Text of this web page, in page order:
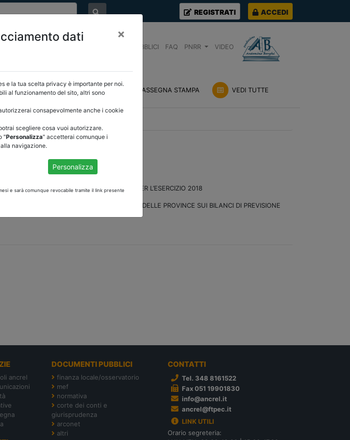
REGISTRATI ACCEDI
DOCUMENTI PUBBLICI FAQ PNRR VIDEO
NOVITÀ NORMATIVE RASSEGNA STAMPA VEDI TUTTE
della Corte dei Conti:
DEGLI ENTI TERRITORIALI PER L’ESERCIZIO 2018
DELLE CITTA’ METROPOLITANE E DELLE PROVINCE SUI BILANCI DI PREVISIONE
23 DICEMBRE 2005 N. 266.
ancrel
DOCUMENTI PUBBLICI
finanza locale/osservatorio
mef
normativa
corte dei conti e
giurisprudenza
arconet
altri
CONTATTI
Tel. 348 8161522
Fax 051 19901830
info@ancrel.it
ancrel@ftpec.it
LINK UTILI
Orario segreteria:
dati
×
e la tua scelta privacy è importante per noi.
al funzionamento del sito, altri sono
consapevolmente anche i cookie
scegliere cosa vuoi autorizzare.
"Personalizza" accetterai comunque i
navigazione.
Personalizza
e sarà comunque revocabile tramite il link presente